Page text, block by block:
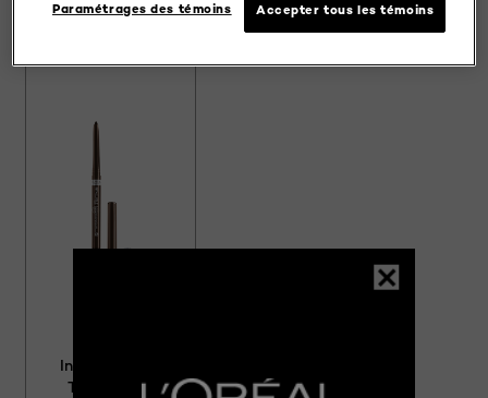
SPECIFY MY NEEDS
Infallible Grip
Traceur Gel
Accepter tous les témoins
Paramétrages des témoins